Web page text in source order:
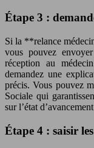
Étape 3 :
Si la **relance
vous pouvez
réception au
demandez une
précis. Vous pouvez
Sociale qui
sur l’état
Étape 4 : saisir